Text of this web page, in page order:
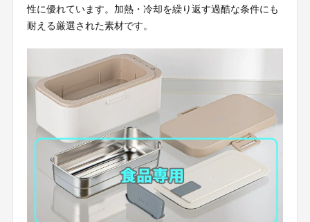
性に優れています。加熱・冷却を繰り返す過酷な条件にも
耐える厳選された素材です。